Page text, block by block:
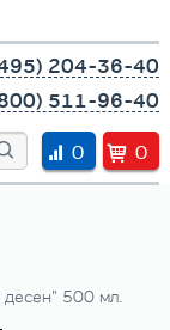
204-36-40
511-96-40
0
0
десен" 500 мл.